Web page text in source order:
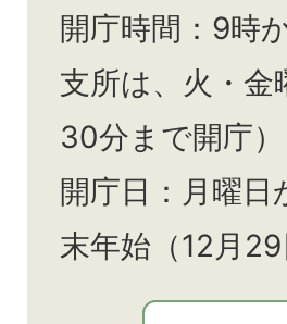
開庁時間：9時
支所は、火・金
30分まで開庁）
開庁日：月曜
末年始（12月